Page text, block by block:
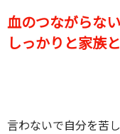
血のつながらな
しっかりと家族
言わないで自分を苦